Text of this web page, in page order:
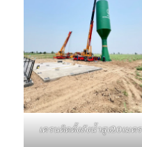
เครนติดตั้งถังน้ำสูง20เมตร